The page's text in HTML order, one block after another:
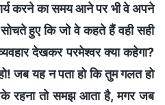
करने का समय आने पर भी वे अपने
हुए कि जो वे कहते हैं वही सही
देखकर परमेश्वर क्या कहेगा?
जब यह न पता हो कि तुम गलत हो
रहना तो समझ आता है, मगर जब